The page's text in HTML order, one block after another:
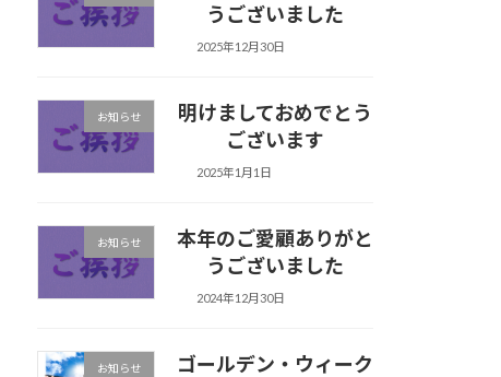
うございました
2025年12月30日
お知らせ
明けましておめでとう
ございます
2025年1月1日
お知らせ
本年のご愛顧ありがと
うございました
2024年12月30日
お知らせ
ゴールデン・ウィーク